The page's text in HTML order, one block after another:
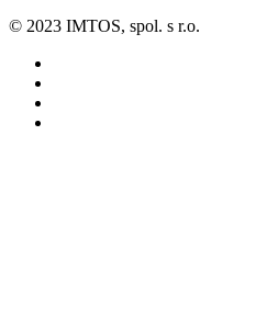
© 2023 IMTOS, spol. s r.o.